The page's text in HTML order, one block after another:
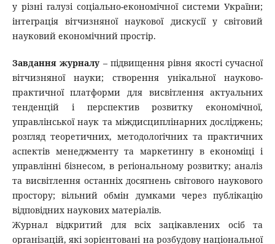
у різні галузі соціально-економічної системи України;
інтеграція вітчизняної наукової дискусії у світовий
науковий економічний простір.
Завдання журналу – підвищення рівня якості сучасної
вітчизняної науки; створення унікальної науково-
практичної платформи для висвітлення актуальних
тенденцій і перспектив розвитку економічної,
управлінської наук та міждисциплінарних досліджень;
розгляд теоретичних, методологічних та практичних
аспектів менеджменту та маркетингу в економіці і
управлінні бізнесом, в регіональному розвитку; аналіз
та висвітлення останніх досягнень світового наукового
простору; вільний обмін думками через публікацію
відповідних наукових матеріалів.
Журнал відкритий для всіх зацікавлених осіб та
організацій, які зорієнтовані на розбудову національної